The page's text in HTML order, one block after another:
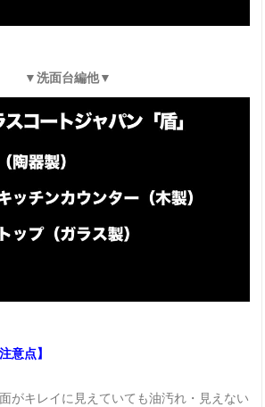
▼洗面台編他▼
意点】
がキレイに見えていても油汚れ・見えない